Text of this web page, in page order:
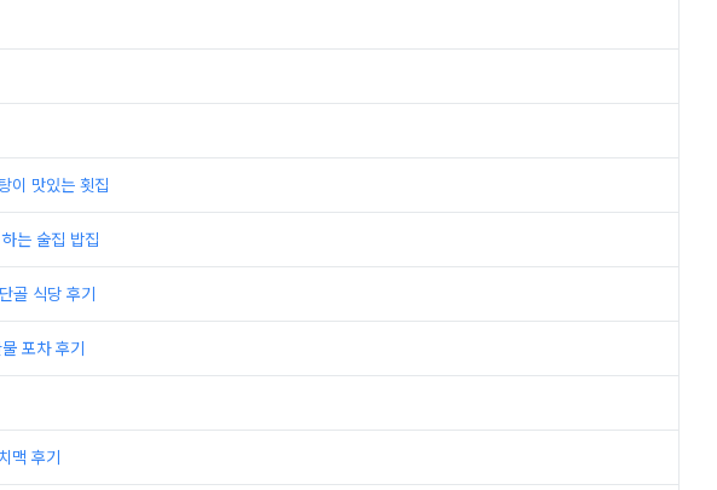
이 맛있는 횟집
는 술집 밥집
골 식당 후기
포차 후기
맥 후기